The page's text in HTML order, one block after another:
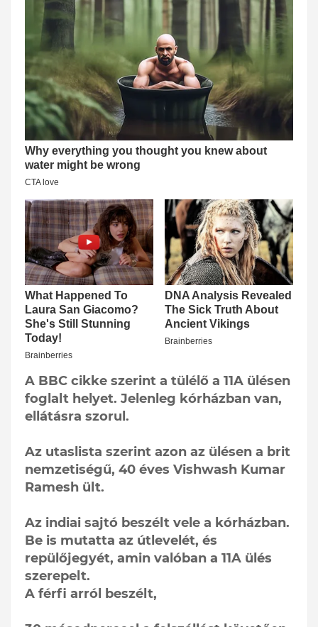
A BBC cikke szerint a tülélő a 11A ülésen
foglalt helyet. Jelenleg kórházban van,
ellátásra szorul.
Az utaslista szerint azon az ülésen a brit
nemzetiségű, 40 éves Vishwash Kumar
Ramesh ült.
Az indiai sajtó beszélt vele a kórházban.
Be is mutatta az útlevelét, és
repülőjegyét, amin valóban a 11A ülés
szerepelt.
A férfi arról beszélt,